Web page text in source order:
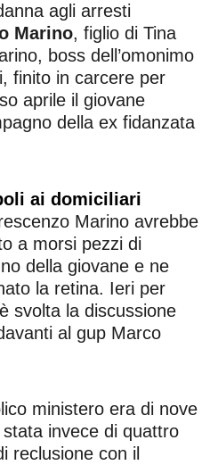
agli arresti
Marino, figlio di Tina
boss dell’omonimo
finito in carcere per
aprile il giovane
della ex fidanzata
ai domiciliari
Marino avrebbe
a morsi pezzi di
della giovane e ne
la retina. Ieri per
svolta la discussione
al gup Marco
ministero era di nove
invece di quattro
reclusione con il